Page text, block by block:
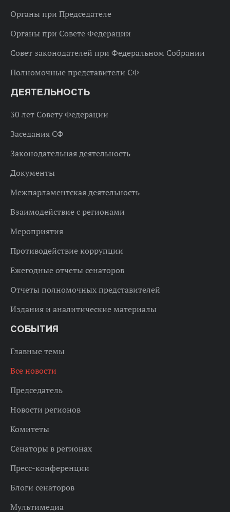
Органы при Председателе
Органы при Совете Федерации
Совет законодателей при Федеральном Собрании
Полномочные представители СФ
ДЕЯТЕЛЬНОСТЬ
30 лет Совету Федерации
Заседания СФ
Законодательная деятельность
Документы
Межпарламентская деятельность
Взаимодействие с регионами
Мероприятия
Противодействие коррупции
Ежегодные отчеты сенаторов
Отчеты полномочных представителей
Издания и аналитические материалы
СОБЫТИЯ
Главные темы
Все новости
Председатель
Новости регионов
Комитеты
Сенаторы в регионах
Пресс-конференции
Блоги сенаторов
Мультимедиа